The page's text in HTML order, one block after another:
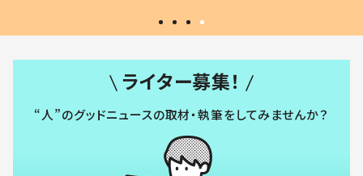
ライター募集！
“人”のグッドニュースの取材・執筆をしてみませんか？